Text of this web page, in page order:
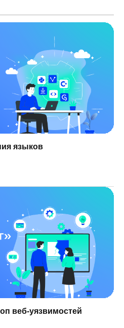
языков
веб-уязвимостей